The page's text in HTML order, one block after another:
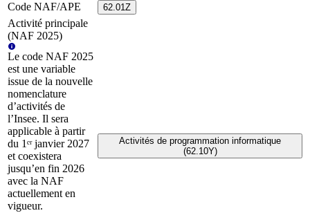
Code NAF/APE 62.01Z
Activité principale
(NAF 2025)
Le code NAF 2025
est une variable
issue de la nouvelle
nomenclature
d’activités de
l’Insee. Il sera
applicable à partir
du 1ᵉʳ janvier 2027
et coexistera
jusqu’en fin 2026
avec la NAF
actuellement en
vigueur.
Activités de programmation informatique
(62.10Y)